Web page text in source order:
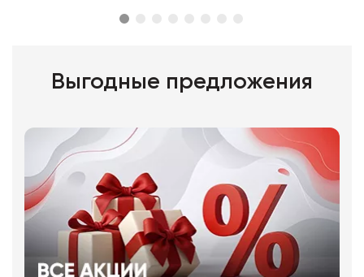
Выгодные предложения